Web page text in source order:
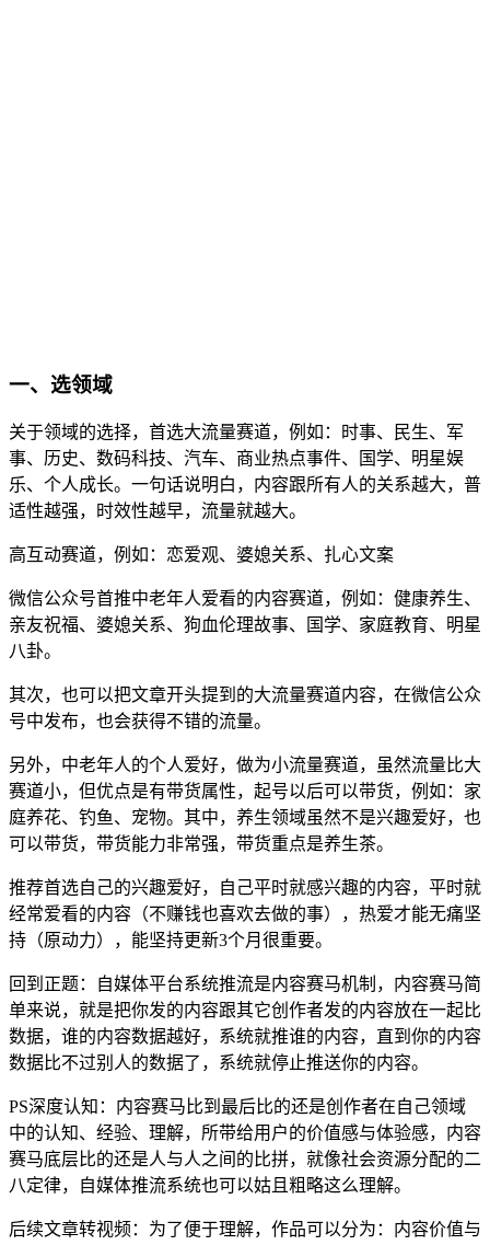
一、选领域
关于领域的选择，首选大流量赛道，例如：时事、民生、军
事、历史、数码科技、汽车、商业热点事件、国学、明星娱
乐、个人成长。一句话说明白，内容跟所有人的关系越大，普
适性越强，时效性越早，流量就越大。
高互动赛道，例如：恋爱观、婆媳关系、扎心文案
微信公众号首推中老年人爱看的内容赛道，例如：健康养生、
亲友祝福、婆媳关系、狗血伦理故事、国学、家庭教育、明星
八卦。
其次，也可以把文章开头提到的大流量赛道内容，在微信公众
号中发布，也会获得不错的流量。
另外，中老年人的个人爱好，做为小流量赛道，虽然流量比大
赛道小，但优点是有带货属性，起号以后可以带货，例如：家
庭养花、钓鱼、宠物。其中，养生领域虽然不是兴趣爱好，也
可以带货，带货能力非常强，带货重点是养生茶。
推荐首选自己的兴趣爱好，自己平时就感兴趣的内容，平时就
经常爱看的内容（不赚钱也喜欢去做的事），热爱才能无痛坚
持（原动力），能坚持更新3个月很重要。
回到正题：自媒体平台系统推流是内容赛马机制，内容赛马简
单来说，就是把你发的内容跟其它创作者发的内容放在一起比
数据，谁的内容数据越好，系统就推谁的内容，直到你的内容
数据比不过别人的数据了，系统就停止推送你的内容。
PS深度认知：内容赛马比到最后比的还是创作者在自己领域
中的认知、经验、理解，所带给用户的价值感与体验感，内容
赛马底层比的还是人与人之间的比拼，就像社会资源分配的二
八定律，自媒体推流系统也可以姑且粗略这么理解。
后续文章转视频：为了便于理解，作品可以分为：内容价值与